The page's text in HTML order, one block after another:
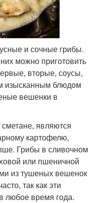
и сочные грибы.
можно приготовить
вторые, соусы,
изысканным блюдом
вешенки в
являются
картофелю,
Грибы в сливочном
или пшеничной
из тушеных вешенок
так как эти
любое время года.